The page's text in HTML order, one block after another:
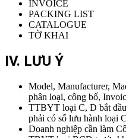
INVOICE
PACKING LIST
CATALOGUE
TỜ KHAI
IV. LƯU Ý
Model, Manufacturer,
phân loại, công bố,
TTBYT loại C, D bắt
phải có số lưu hành loại
Doanh nghiệp cần làm